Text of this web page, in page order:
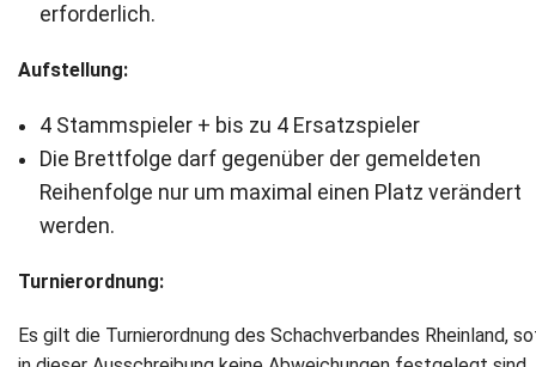
erforderlich.
Aufstellung:
4 Stammspieler + bis zu 4 Ersatzspieler
Die Brettfolge darf gegenüber der gemeldeten
Reihenfolge nur um maximal einen Platz verändert
werden.
Turnierordnung:
Es gilt die Turnierordnung des Schachverbandes Rheinland,